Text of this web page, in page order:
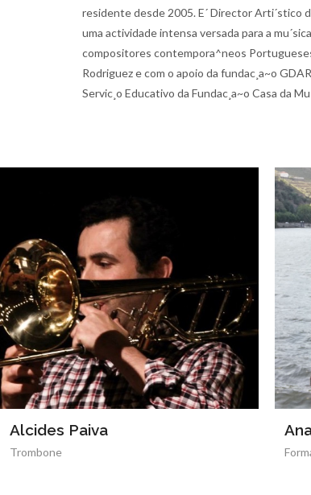
residente desde 2005. E´ Director Arti´stico
uma actividade intensa versada para a
compositores contempora^neos
Rodriguez e com o apoio da fundac¸a~o
Servic¸o Educativo da Fundac¸a~o Casa da
Ana Catarina Silva
Formação Musical, Classe de Conjunto